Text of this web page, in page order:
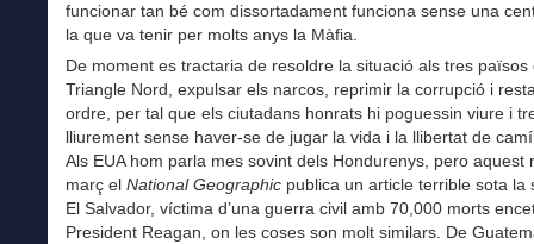
funcionar tan bé com dissortadament funciona sense una
la que va tenir per molts anys la Màfia.
De moment es tractaria de resoldre la situació als tres països
Triangle Nord, expulsar els narcos, reprimir la corrupció i
ordre, per tal que els ciutadans honrats hi poguessin viure i
lliurement sense haver-se de jugar la vida i la llibertat de
Als EUA hom parla mes sovint dels Hondurenys, pero aquest
març el National Geographic publica un article terrible sota la
El Salvador, víctima d’una guerra civil amb 70,000 morts
President Reagan, on les coses son molt similars. De